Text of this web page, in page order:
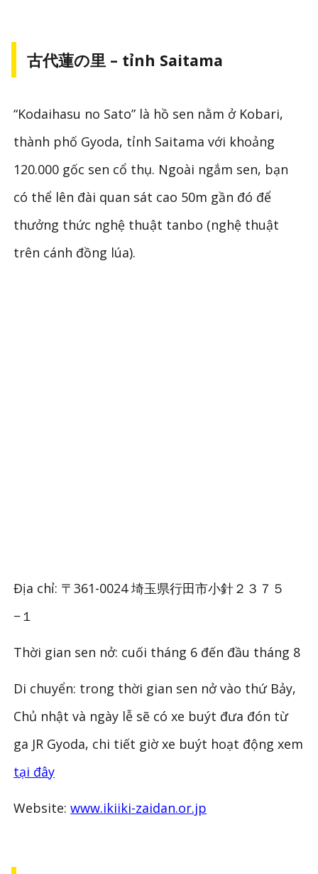
古代蓮の里 – tỉnh Saitama
“Kodaihasu no Sato” là hồ sen nằm ở Kobari,
thành phố Gyoda, tỉnh Saitama với khoảng
120.000 gốc sen cổ thụ. Ngoài ngắm sen, bạn
có thể lên đài quan sát cao 50m gần đó để
thưởng thức nghệ thuật tanbo (nghệ thuật
trên cánh đồng lúa).
Địa chỉ: 〒361-0024 埼玉県行田市小針２３７５
−１
Thời gian sen nở: cuối tháng 6 đến đầu tháng 8
Di chuyển: trong thời gian sen nở vào thứ Bảy,
Chủ nhật và ngày lễ sẽ có xe buýt đưa đón từ
ga JR Gyoda, chi tiết giờ xe buýt hoạt động xem
tại đây
Website:www.ikiiki-zaidan.or.jp